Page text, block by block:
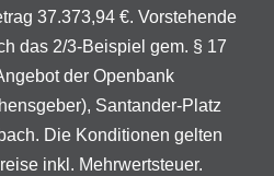
37.373,94 €. Vorstehende
das 2/3-Beispiel gem. § 17
der Openbank
Santander-Platz
Die Konditionen gelten
inkl. Mehrwertsteuer.